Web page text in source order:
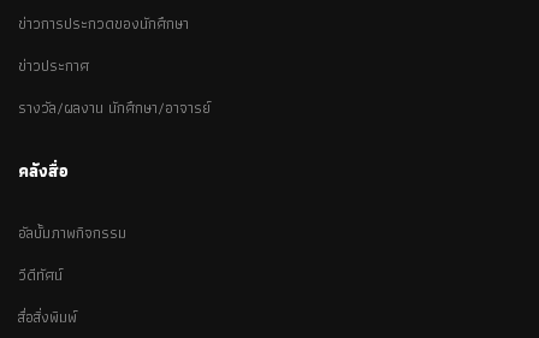
ข่าวการประกวดของนักศึกษา
ข่าวประกาศ
รางวัล/ผลงาน นักศึกษา/อาจารย์
คลังสื่อ
อัลบั้มภาพกิจกรรม
วีดีทัศน์
สื่อสิ่งพิมพ์